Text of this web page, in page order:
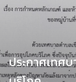
ประกาศเทศ